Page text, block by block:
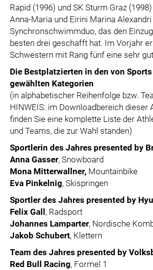
Rapid (1996) und SK Sturm Graz
Anna-Maria und Eirini Marina
Synchronschwimmduo, das den
besten drei geschafft hat. Im Vorjahr
Schwestern mit Rang fünf eine sehr
Die Bestplatzierten in den von
gewählten Kategorien
(in alphabetischer Reihenfolge bzw.
HINWEIS: im Downloadbereich dieser
finden Sie eine komplette Liste der
und Teams, die zur Wahl standen)
Sportlerin des Jahres presented by
Anna Gasser, Snowboard
Mona Mitterwallner, Mountainbike
Eva Pinkelnig, Skispringen
Sportler des Jahres presented by
Felix Gall, Radsport
Johannes Lamparter, Nordische
Jakob Schubert, Klettern
Team des Jahres presented by
Red Bull Racing, Formel 1